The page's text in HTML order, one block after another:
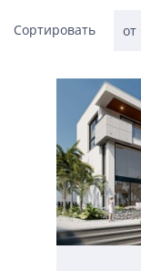
Сортировать